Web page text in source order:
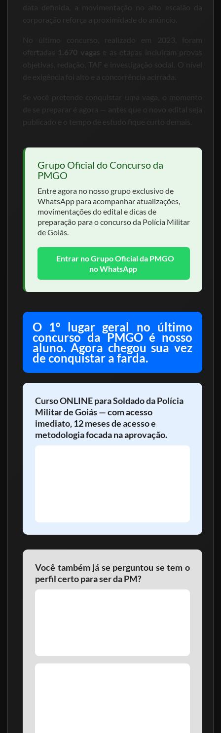
data definida, a movimentação no alto escalão da
corporação reforça a proximidade do anúncio.
No último concurso, realizado em 2023, foram
ofertadas
1.670 vagas e as etapas incluíram provas
objetivas, redação, TAF e investigação social. O nível
de exigência foi alto e a concorrência acirrada.
Se você pretende conquistar uma vaga, o momento
de se preparar é agora — antes que o novo edital seja
publicado e o tempo de estudo fique curto demais.
Grupo Oficial do Concurso da
PMGO
Entre agora no nosso grupo exclusivo de
WhatsApp para acompanhar atualizações,
movimentações do edital e dicas de
preparação para o concurso da Polícia Militar
de Goiás.
Entrar no Grupo Oficial da PMGO
no WhatsApp
O 1º lugar geral no último
concurso da PMGO é nosso
aluno. Agora chegou sua vez
de conquistar a farda.
Curso ONLINE para Soldado da Polícia
Militar de Goiás — com acesso
imediato, 12 meses de acesso e
metodologia focada na aprovação.
Você também já se perguntou se tem o
perfil certo para ser da PM?